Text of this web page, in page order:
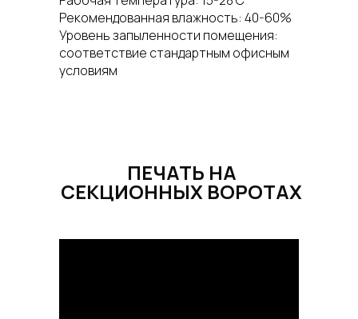
Рекомендованная влажность: 40-60%
Уровень запыленности помещения:
соответствие стандартным офисным
условиям
ПЕЧАТЬ НА
СЕКЦИОННЫХ ВОРОТАХ